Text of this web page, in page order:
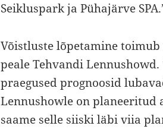
Seikluspark ja Pühajärve
Võistluste lõpetamine
peale Tehvandi
praegused prognoosid
Lennushowle on planeeritud
saame selle siiski läbi viia